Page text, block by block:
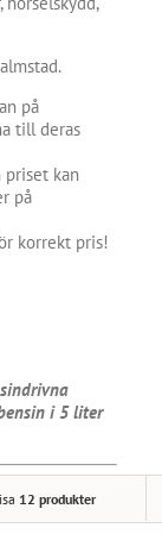
på
till deras
priset kan
på
korrekt pris!
i 5 liter
12 produkter